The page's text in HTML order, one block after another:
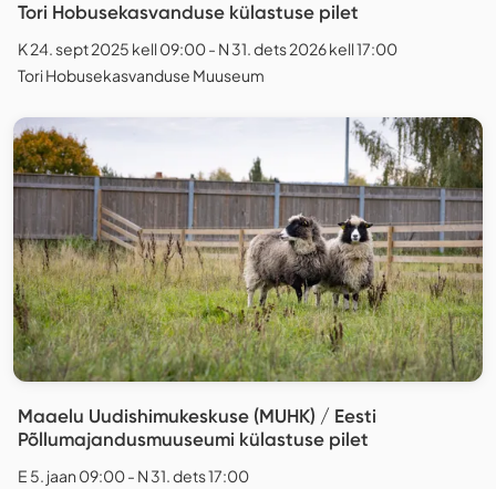
Tori Hobusekasvanduse külastuse pilet
K 24. sept 2025 kell 09:00 - N 31. dets 2026 kell 17:00
Tori Hobusekasvanduse Muuseum
Maaelu Uudishimukeskuse (MUHK) / Eesti
Põllumajandusmuuseumi külastuse pilet
E 5. jaan 09:00 - N 31. dets 17:00